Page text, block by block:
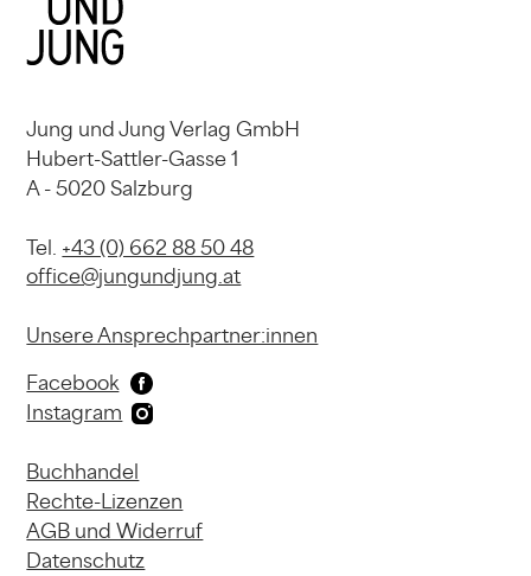
Jung und Jung Verlag GmbH
Hubert-Sattler-Gasse 1
A - 5020 Salzburg
Tel. +43 (0) 662 88 50 48
office@jungundjung.at
Unsere Ansprechpartner:innen
Facebook
Instagram
Buchhandel
Rechte-Lizenzen
AGB und Widerruf
Datenschutz